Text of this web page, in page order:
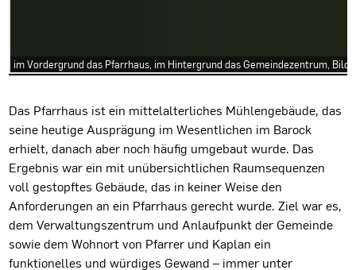
im Vordergrund das Pfarrhaus, im Hintergrund das Gemeindezentrum,
Das Pfarrhaus ist ein mittelalterliches Mühlengebäude, das
seine heutige Ausprägung im Wesentlichen im Barock
erhielt, danach aber noch häufig umgebaut wurde. Das
Ergebnis war ein mit unübersichtlichen Raumsequenzen
voll gestopftes Gebäude, das in keiner Weise den
Anforderungen an ein Pfarrhaus gerecht wurde. Ziel war es,
dem Verwaltungszentrum und Anlaufpunkt der Gemeinde
sowie dem Wohnort von Pfarrer und Kaplan ein
funktionelles und würdiges Gewand – immer unter